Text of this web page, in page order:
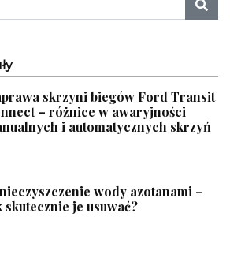
skrzyni biegów Ford Transit
– różnice w awaryjności
i automatycznych skrzyń
wody azotanami –
skutecznie je usuwać?